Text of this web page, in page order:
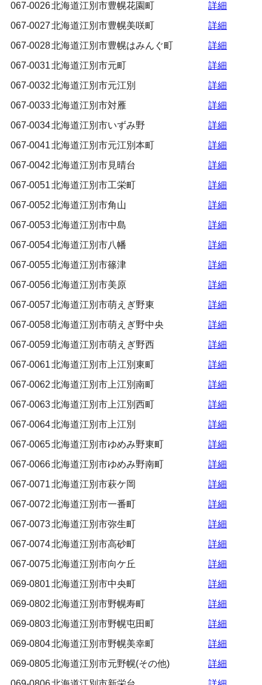
067-0026北海道江別市豊幌花園町
詳細
067-0027北海道江別市豊幌美咲町
詳細
067-0028北海道江別市豊幌はみんぐ町
詳細
067-0031北海道江別市元町
詳細
067-0032北海道江別市元江別
詳細
067-0033北海道江別市対雁
詳細
067-0034北海道江別市いずみ野
詳細
067-0041北海道江別市元江別本町
詳細
067-0042北海道江別市見晴台
詳細
067-0051北海道江別市工栄町
詳細
067-0052北海道江別市角山
詳細
067-0053北海道江別市中島
詳細
067-0054北海道江別市八幡
詳細
067-0055北海道江別市篠津
詳細
067-0056北海道江別市美原
詳細
067-0057北海道江別市萌えぎ野東
詳細
067-0058北海道江別市萌えぎ野中央
詳細
067-0059北海道江別市萌えぎ野西
詳細
067-0061北海道江別市上江別東町
詳細
067-0062北海道江別市上江別南町
詳細
067-0063北海道江別市上江別西町
詳細
067-0064北海道江別市上江別
詳細
067-0065北海道江別市ゆめみ野東町
詳細
067-0066北海道江別市ゆめみ野南町
詳細
067-0071北海道江別市萩ケ岡
詳細
067-0072北海道江別市一番町
詳細
067-0073北海道江別市弥生町
詳細
067-0074北海道江別市高砂町
詳細
067-0075北海道江別市向ケ丘
詳細
069-0801北海道江別市中央町
詳細
069-0802北海道江別市野幌寿町
詳細
069-0803北海道江別市野幌屯田町
詳細
069-0804北海道江別市野幌美幸町
詳細
069-0805北海道江別市元野幌(その他)
詳細